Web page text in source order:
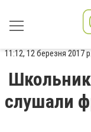
11:12, 12 березня 2017 р.
слушали